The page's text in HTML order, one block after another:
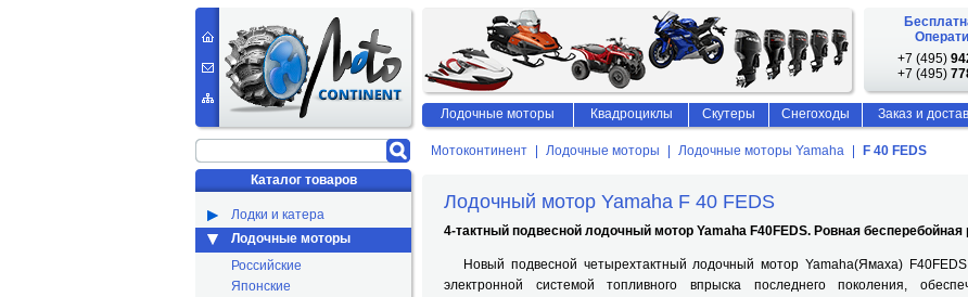
Мотоконтинент Лодочные моторы Лодочные моторы Yamaha F 40 FEDS
Лодочный мотор Yamaha F 40 FEDS
4-тактный подвесной лодочный мотор Yamaha F40FEDS. Ровная бесперебойная
Новый подвесной четырехтактный лодочный мотор Yamaha(Ямаха)
электронной системой топливного впрыска последнего поколения,
Каталог товаров
Лодки и катера
Лодочные моторы
Российские
Японские
+7 (495)
+7 (495)
Лодочные моторы Квадроциклы Скутеры Снегоходы Заказ и